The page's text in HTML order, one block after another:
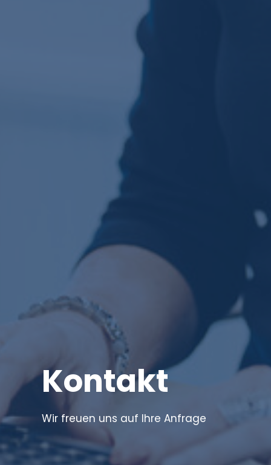
Kontakt
Wir freuen uns auf Ihre Anfrage